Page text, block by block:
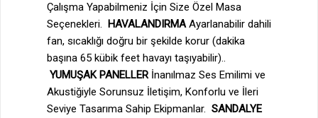
Çalışma Yapabilmeniz İçin Size Özel Masa
Seçenekleri.
HAVALANDIRMAAyarlanabilir dahili
fan, sıcaklığı doğru bir şekilde korur (dakika
başına 65 kübik feet havayı taşıyabilir)..
YUMUŞAK PANELLERİnanılmaz Ses Emilimi ve
Akustiğiyle Sorunsuz İletişim, Konforlu ve İleri
Seviye Tasarıma Sahip Ekipmanlar. SANDALYE